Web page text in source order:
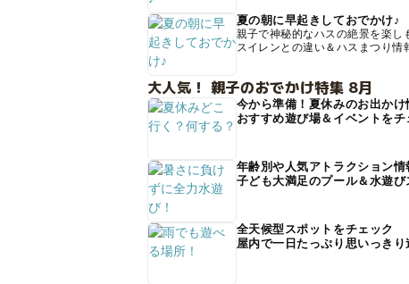
夏の朝に早起きしておでかけ♪
親子で神秘的なハスの絶景を楽し
スイレンとの違い＆ハスまつり情
大人気！ 親子のおでかけ特集 8月
今から準備！夏休みのお出かけ
おすすめ遊び場＆イベントをチ
年齢別や人気アトラクション情
子ども大満足のプール＆水遊び
全天候型スポットをチェック
屋内で一日たっぷり思いっきり